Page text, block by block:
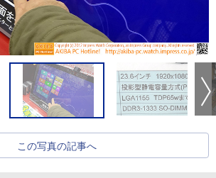
この写真の記事へ